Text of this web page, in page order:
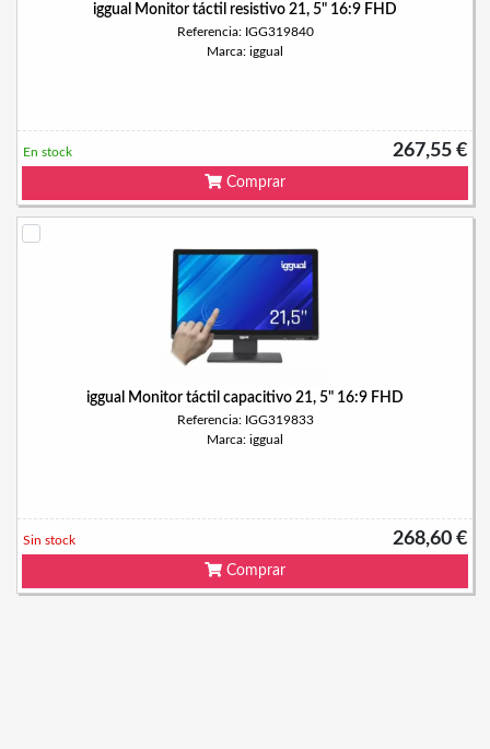
iggual Monitor táctil resistivo 21, 5" 16:9 FHD
Referencia: IGG319840
Marca: iggual
267,55 €
En stock
Comprar
iggual Monitor táctil capacitivo 21, 5" 16:9 FHD
Referencia: IGG319833
Marca: iggual
268,60 €
Sin stock
Comprar